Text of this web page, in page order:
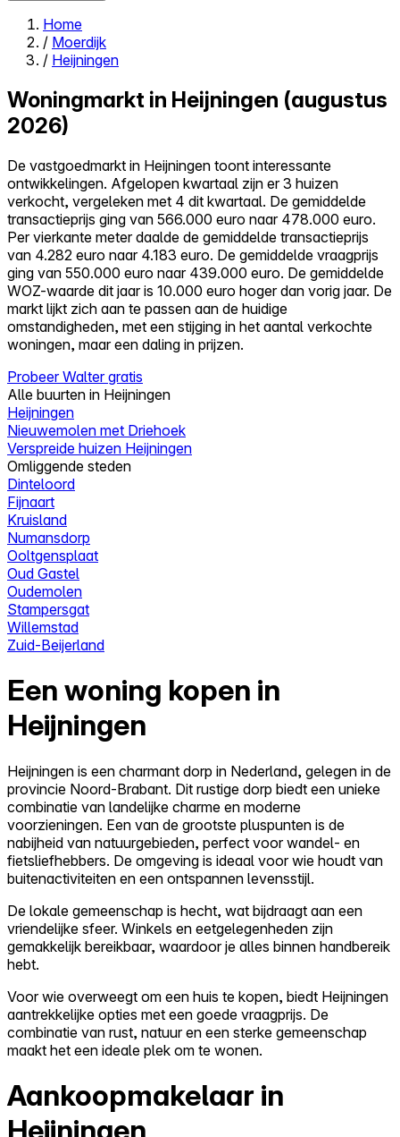
Close menu
Alles-in-één
Reviews
Prijzen
Log in
Probeer Walter gratis
Home
/ Moerdijk
/ Heijningen
Woningmarkt in Heijningen (augustus
2026)
De vastgoedmarkt in Heijningen toont interessante
ontwikkelingen. Afgelopen kwartaal zijn er 3 huizen
verkocht, vergeleken met 4 dit kwartaal. De gemiddelde
transactieprijs ging van 566.000 euro naar 478.000 euro.
Per vierkante meter daalde de gemiddelde transactieprijs
van 4.282 euro naar 4.183 euro. De gemiddelde vraagprijs
ging van 550.000 euro naar 439.000 euro. De gemiddelde
WOZ-waarde dit jaar is 10.000 euro hoger dan vorig jaar. De
markt lijkt zich aan te passen aan de huidige
omstandigheden, met een stijging in het aantal verkochte
woningen, maar een daling in prijzen.
Probeer Walter gratis
Alle buurten in Heijningen
Heijningen
Nieuwemolen met Driehoek
Verspreide huizen Heijningen
Omliggende steden
Dinteloord
Fijnaart
Kruisland
Numansdorp
Ooltgensplaat
Oud Gastel
Oudemolen
Stampersgat
Willemstad
Zuid-Beijerland
Een woning kopen in
Heijningen
Heijningen is een charmant dorp in Nederland, gelegen in de
provincie Noord-Brabant. Dit rustige dorp biedt een unieke
combinatie van landelijke charme en moderne
voorzieningen. Een van de grootste pluspunten is de
nabijheid van natuurgebieden, perfect voor wandel- en
fietsliefhebbers. De omgeving is ideaal voor wie houdt van
buitenactiviteiten en een ontspannen levensstijl.
De lokale gemeenschap is hecht, wat bijdraagt aan een
vriendelijke sfeer. Winkels en eetgelegenheden zijn
gemakkelijk bereikbaar, waardoor je alles binnen handbereik
hebt.
Voor wie overweegt om een huis te kopen, biedt Heijningen
aantrekkelijke opties met een goede vraagprijs. De
combinatie van rust, natuur en een sterke gemeenschap
maakt het een ideale plek om te wonen.
Aankoopmakelaar in